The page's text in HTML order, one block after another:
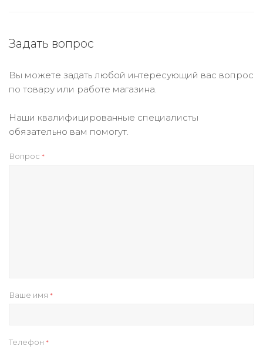
Задать вопрос
Вы можете задать любой интересующий вас вопрос
по товару или работе магазина.
Наши квалифицированные специалисты
обязательно вам помогут.
Вопрос *
Ваше имя *
Телефон *